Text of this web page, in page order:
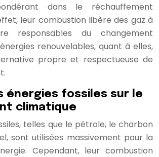
dans le réchauffement
leur combustion libère des gaz à
responsables du changement
renouvelables, quant à elles,
propre et respectueuse de
énergies fossiles sur le
climatique
telles que le pétrole, le charbon
sont utilisées massivement pour la
Cependant, leur combustion